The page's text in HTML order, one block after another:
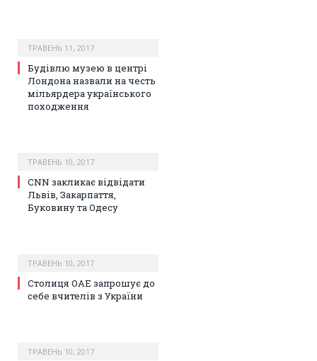
ТРАВЕНЬ 11, 2017
Будівлю музею в центрі
Лондона назвали на честь
мільярдера українського
походження
ТРАВЕНЬ 10, 2017
СNN закликає відвідати
Львів, Закарпаття,
Буковину та Одесу
ТРАВЕНЬ 10, 2017
Столиця ОАЕ запрошує до
себе вчителів з України
ТРАВЕНЬ 10, 2017